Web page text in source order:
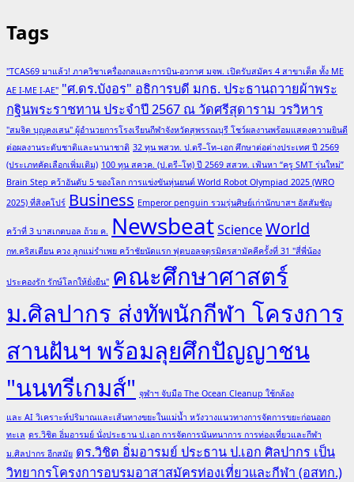
Tags
"TCAS69 มาแล้ว! ภาควิชาเครื่องกลและการบิน-อวกาศ มจพ. เปิดรับสมัคร 4 สาขาเด็ด ทั้ง ME
AE I-ME I-AE" "ศ.ดร.บังอร" อธิการบดี มกธ. ประธานถวายผ้าพระ
กฐินพระราชทาน ประจำปี 2567 ณ วัดศรีสุดาราม วรวิหาร
"สมจิต บุญคงเสน" ผู้อำนวยการโรงเรียนกีฬาจังหวัดสุพรรณบุรี โชว์ผลงานพร้อมแสดงความยินดี
ต่อผลงานระดับชาติและนานาชาติ 32 ทุน พสวท. ป.ตรี–โท–เอก ศึกษาต่อต่างประเทศ ปี 2569
(ประเภทคัดเลือกเพิ่มเติม) 100 ทุน สควค. (ป.ตรี–โท) ปี 2569 สสวท. เฟ้นหา “ครู SMT รุ่นใหม่”
Brain Step คว้าอันดับ 5 ของโลก การแข่งขันหุ่นยนต์ World Robot Olympiad 2025 (WRO
2025) ที่สิงคโปร์ Business Emperor penguin รวมรุ่นศิษย์เก่านักบาสฯ อัสสัมชัญ
คว้าที่ 3 บาสเกตบอล ถ้วย ค. NewsbeatScienceWorld
กท.คริสเตียน ควง ลูกแม่รำเพย คว้าชัยนัดแรก ฟุตบอลจตุรมิตรสามัคคีครั้งที่ 31 "สี่พี่น้อง
ประคองรัก รักษ์โลกให้ยั่งยืน" คณะศึกษาศาสตร์
ม.ศิลปากร ส่งทัพนักกีฬา โครงการ
สานฝันฯ พร้อมลุยศึกปัญญาชน
"นนทรีเกมส์" จุฬาฯ จับมือ The Ocean Cleanup ใช้กล้อง
และ AI วิเคราะห์ปริมาณและเส้นทางขยะในแม่น้ำ หวังวางแนวทางการจัดการขยะก่อนออก
ทะเล ดร.วิชิต อิ่มอารมย์ นั่งประธาน ป.เอก การจัดการนันทนาการ การท่องเที่ยวและกีฬา
ม.ศิลปากร อีกสมัย ดร.วิชิต อิ่มอารมย์ ประธาน ป.เอก ศิลปากร เป็น
วิทยากรโครงการอบรมอาสาสมัครท่องเที่ยวและกีฬา (อสทก.)